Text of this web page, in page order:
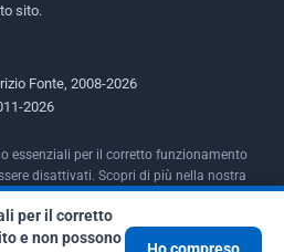
sito.
Fonte, 2008-2026
2026
essenziali per il corretto funzionamento
disattivati. Scopri di più nella nostra
per il corretto
e non possono